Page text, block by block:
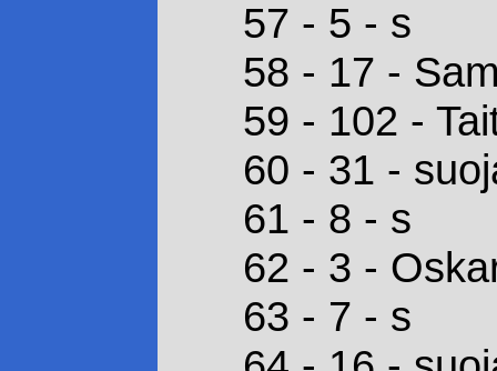
57 - 5 - s
58 - 17 -
59 - 102 -
60 - 31 -
61 - 8 - s
62 - 3 -
63 - 7 - s